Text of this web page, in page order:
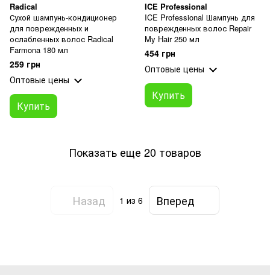
Radical
Сухой шампунь-кондиционер
для поврежденных и
ослабленных волос Radical
Farmona 180 мл
259 грн
Оптовые цены
Купить
ICE Professional
ICE Professional Шампунь для
поврежденных волос Repair
My Hair 250 мл
454 грн
Оптовые цены
Купить
Показать еще 20 товаров
Назад 1 из 6 Вперед